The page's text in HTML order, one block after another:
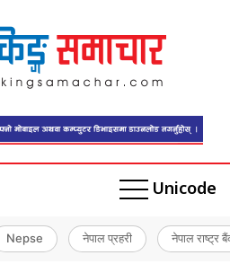
Unicode
Nepse नेपाल प्रहरी नेपाल राष्ट्र